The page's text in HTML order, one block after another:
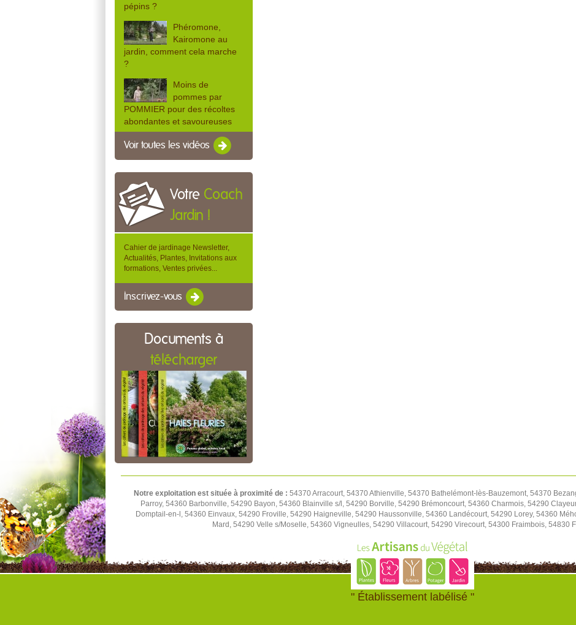
pépins ?
Phéromone,
Kairomone au
jardin, comment cela marche
?
Moins de
pommes par
POMMIER pour des récoltes
abondantes et savoureuses
Voir toutes les vidéos
Votre Coach
Jardin !
Cahier de jardinage Newsletter,
Actualités, Plantes, Invitations aux
formations, Ventes privées...
Inscrivez-vous
Documents à
télécharger
Notre exploitation est située à proximité de : 54370 Arracourt, 54370 Athienville, 54370 Bathelémont-lès-Bauzemont, 54370
Parroy, 54360 Barbonville, 54290 Bayon, 54360 Blainville s/l, 54290 Borville, 54290 Brémoncourt, 54360 Charmois, 54290
Domptail-en-l, 54360 Einvaux, 54290 Froville, 54290 Haigneville, 54290 Haussonville, 54360 Landécourt, 54290 Lorey, 54360
Mard, 54290 Velle s/Moselle, 54360 Vigneulles, 54290 Villacourt, 54290 Virecourt, 54300 Fraimbois, 54830
" Établissement labélisé "